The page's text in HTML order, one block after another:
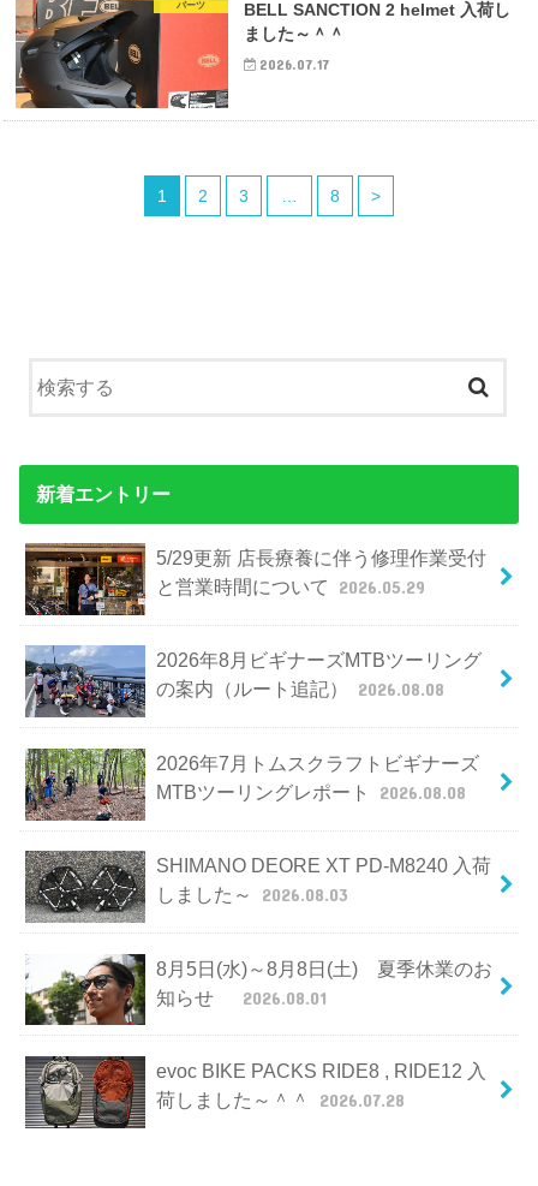
パーツ
BELL SANCTION 2 helmet 入荷し
ました～＾＾
2026.07.17
1 2 3 8 >
新着エントリー
5/29更新 店長療養に伴う修理作業受付
と営業時間について
2026.05.29
2026年8月ビギナーズMTBツーリング
の案内（ルート追記）
2026.08.08
2026年7月トムスクラフトビギナーズ
MTBツーリングレポート
2026.08.08
SHIMANO DEORE XT PD-M8240 入荷
しました～
2026.08.03
8月5日(水)～8月8日(土) 夏季休業のお
知らせ
2026.08.01
evoc BIKE PACKS RIDE8 , RIDE12 入
荷しました～＾＾
2026.07.28